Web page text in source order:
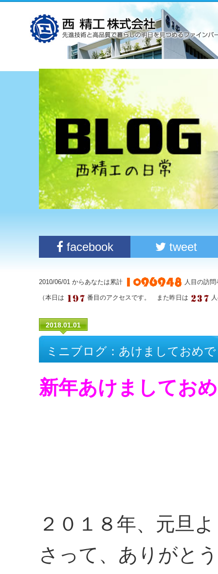
facebook tweet
2010/06/01 からあなたは累計 人目の訪
（本日は 番目のアクセスです。 また昨日は
2018.01.01
ミニブログ：あけましておめ
新年あけましてお
２０１８年、元旦
さって、ありがと